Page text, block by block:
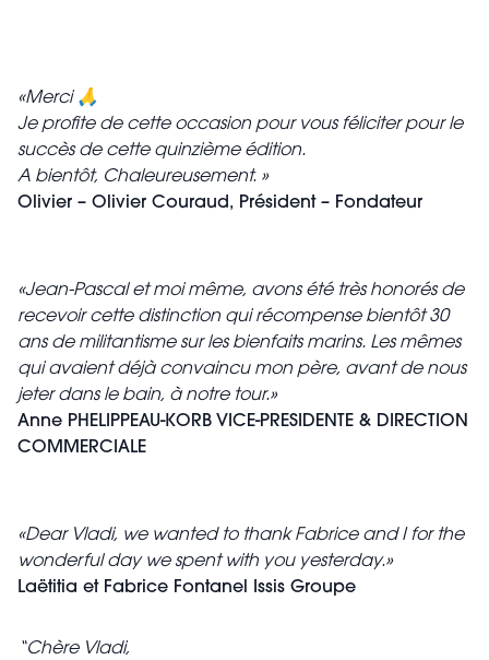
«Merci 🙏
Je profite de cette occasion pour vous féliciter pour le
succès de cette quinzième édition.
A bientôt, Chaleureusement. »
Olivier – Olivier Couraud, Président – Fondateur
«Jean-Pascal et moi même, avons été très honorés de
recevoir cette distinction qui récompense bientôt 30
ans de militantisme sur les bienfaits marins. Les mêmes
qui avaient déjà convaincu mon père, avant de nous
jeter dans le bain, à notre tour.»
Anne PHELIPPEAU-KORB VICE-PRESIDENTE & DIRECTION
COMMERCIALE
«Dear Vladi, we wanted to thank Fabrice and I for the
wonderful day we spent with you yesterday.»
Laëtitia et Fabrice Fontanel Issis Groupe
“Chère Vladi,